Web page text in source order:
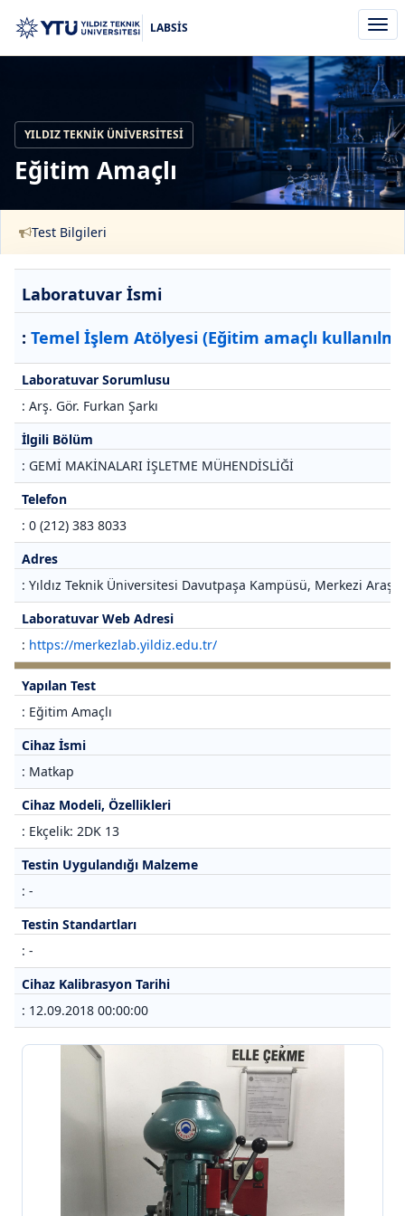
aç/
LABSİS
YILDIZ TEKNIK ÜNIVERSITESI
Eğitim Amaçlı
Test Bilgileri
Laboratuvar İsmi
: Temel İşlem Atölyesi (Eğitim amaçlı
Laboratuvar Sorumlusu
: Arş. Gör. Furkan Şarkı
İlgili Bölüm
: GEMİ MAKİNALARI İŞLETME MÜHENDİSLİĞİ
Telefon
: 0 (212) 383 8033
Adres
: Yıldız Teknik Üniversitesi Davutpaşa Kampüsü, Merkezi
Laboratuvar Web Adresi
: https://merkezlab.yildiz.edu.tr/
Yapılan Test
: Eğitim Amaçlı
Cihaz İsmi
: Matkap
Cihaz Modeli, Özellikleri
: Ekçelik: 2DK 13
Testin Uygulandığı Malzeme
: -
Testin Standartları
: -
Cihaz Kalibrasyon Tarihi
: 12.09.2018 00:00:00